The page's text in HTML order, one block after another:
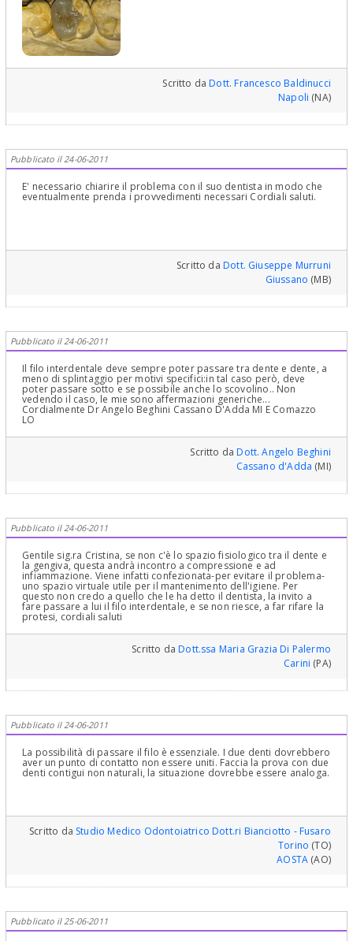
Scritto daDott. Francesco Baldinucci
Napoli (NA)
Pubblicato il 24-06-2011
E' necessario chiarire il problema con il suo dentista in modo che
eventualmente prenda i provvedimenti necessari Cordiali saluti.
Scritto daDott. Giuseppe Murruni
Giussano (MB)
Pubblicato il 24-06-2011
Il filo interdentale deve sempre poter passare tra dente e dente, a
meno di splintaggio per motivi specifici:in tal caso però, deve
poter passare sotto e se possibile anche lo scovolino.. Non
vedendo il caso, le mie sono affermazioni generiche...
Cordialmente Dr Angelo Beghini Cassano D'Adda MI E Comazzo
LO
Scritto daDott. Angelo Beghini
Cassano d'Adda (MI)
Pubblicato il 24-06-2011
Gentile sig.ra Cristina, se non c'è lo spazio fisiologico tra il dente e
la gengiva, questa andrà incontro a compressione e ad
infiammazione. Viene infatti confezionata-per evitare il problema-
uno spazio virtuale utile per il mantenimento dell'igiene. Per
questo non credo a quello che le ha detto il dentista, la invito a
fare passare a lui il filo interdentale, e se non riesce, a far rifare la
protesi, cordiali saluti
Scritto daDott.ssa Maria Grazia Di Palermo
Carini (PA)
Pubblicato il 24-06-2011
La possibilità di passare il filo è essenziale. I due denti dovrebbero
aver un punto di contatto non essere uniti. Faccia la prova con due
denti contigui non naturali, la situazione dovrebbe essere analoga.
Scritto da Studio Medico Odontoiatrico Dott.ri Bianciotto - Fusaro
Torino (TO)
AOSTA (AO)
Pubblicato il 25-06-2011